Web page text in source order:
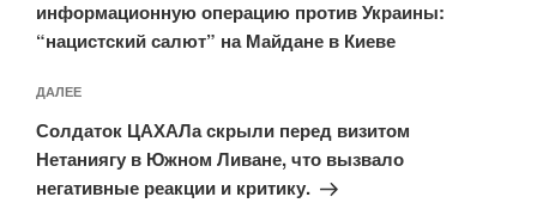
информационную операцию против Украины:
“нацистский салют” на Майдане в Киеве
Следующая
запись
ДАЛЕЕ
Солдаток ЦАХАЛа скрыли перед визитом
Нетаниягу в Южном Ливане, что вызвало
негативные реакции и критику.